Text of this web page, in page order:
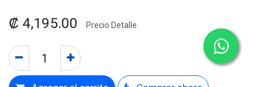
₡ 4,195.00 Precio Detalle.